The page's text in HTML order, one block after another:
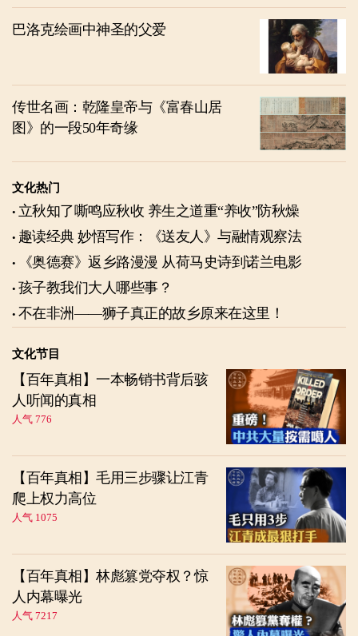
巴洛克绘画中神圣的父爱
传世名画：乾隆皇帝与《富春山居
图》的一段50年奇缘
文化热门
立秋知了嘶鸣应秋收 养生之道重“养收”防秋燥
趣读经典 妙悟写作：《送友人》与融情观察法
《奥德赛》返乡路漫漫 从荷马史诗到诺兰电影
孩子教我们大人哪些事？
不在非洲——狮子真正的故乡原来在这里！
文化节目
【百年真相】一本畅销书背后骇
人听闻的真相
人气 776
【百年真相】毛用三步骤让江青
爬上权力高位
人气 1075
【百年真相】林彪篡党夺权？惊
人内幕曝光
人气 7217